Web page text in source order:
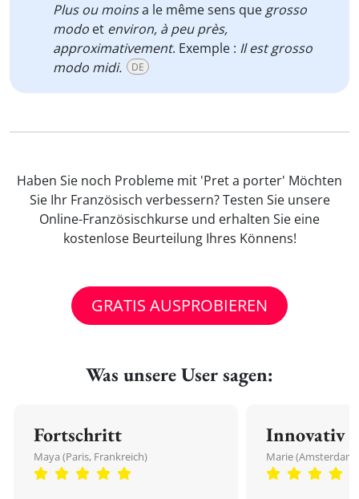
Plus ou moinsa le même sens que grosso
modo et environ, à peu près,
approximativement. Exemple : Il est grosso
modo midi.
DE
Haben Sie noch Probleme mit 'Pret a porter' Möchten
Sie Ihr Französisch verbessern? Testen Sie unsere
Online-Französischkurse und erhalten Sie eine
kostenlose Beurteilung Ihres Könnens!
GRATIS AUSPROBIEREN
Was unsere User sagen:
Fortschritt
Maya (Paris, Frankreich)
Innovativ
Marie